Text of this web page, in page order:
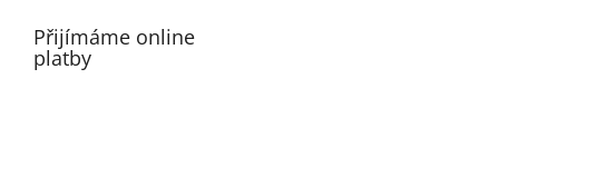
Přijímáme online
platby